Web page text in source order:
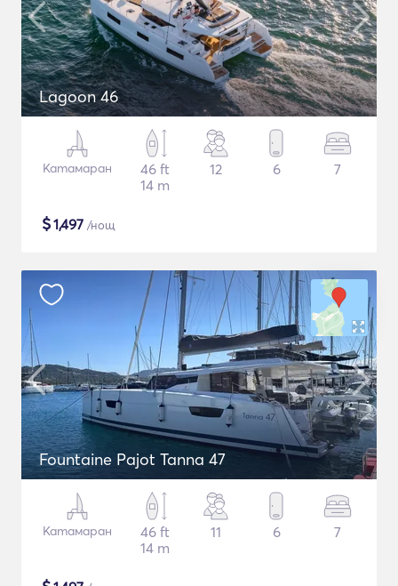
Lagoon 46
Катамаран
46 ft
14 m
12 6 7
$1,497 /нощ
Fountaine Pajot Tanna 47
Катамаран
46 ft
14 m
11 6 7